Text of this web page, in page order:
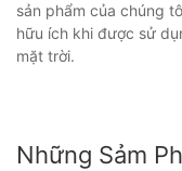
sản phẩm của chúng
hữu ích khi được sử
mặt trời.
Những Sảm